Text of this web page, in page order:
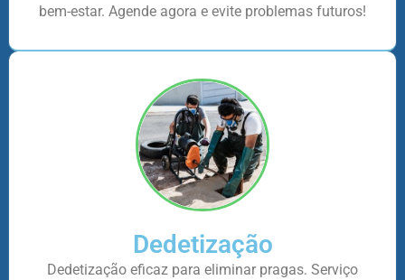
bem-estar. Agende agora e evite problemas futuros!
Dedetização
Dedetização eficaz para eliminar pragas. Serviço